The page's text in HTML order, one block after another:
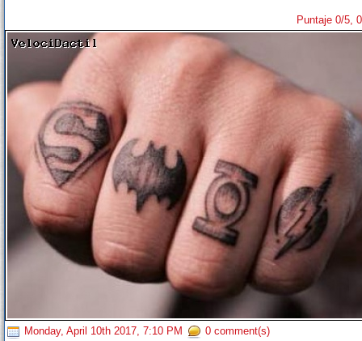
Puntaje 0/5,
Monday, April 10th 2017, 7:10 PM 0 comment(s)